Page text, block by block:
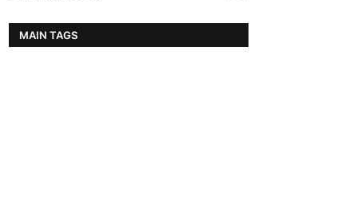
MAIN TAGS